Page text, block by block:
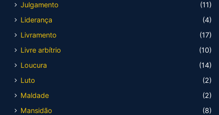
Julgamento
(11)
Liderança
(4)
Livramento
(17)
Livre arbítrio
(10)
Loucura
(14)
Luto
(2)
Maldade
(2)
Mansidão
(8)